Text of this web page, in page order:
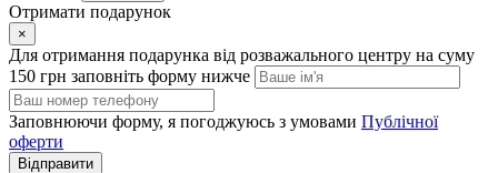
Отримати подарунок
×
Для отримання подарунка від розважального центру на суму
150 грн заповніть форму нижче
Заповнюючи форму, я погоджуюсь з умовами Публічної
оферти
Відправити